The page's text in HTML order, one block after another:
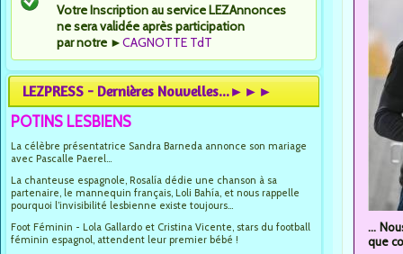
Votre Inscription au service LEZAnnonces
ne sera validée après participation
par notre ►CAGNOTTE TdT
LEZPRESS - Dernières Nouvelles...►►►
POTINS LESBIENS
La célèbre présentatrice Sandra Barneda annonce son mariage
avec Pascalle Paerel...
La chanteuse espagnole, Rosalía dédie une chanson à sa
partenaire, le mannequin français, Loli Bahía, et nous rappelle
pourquoi l’invisibilité lesbienne existe toujours...
Foot Féminin - Lola Gallardo et Cristina Vicente, stars du football
féminin espagnol, attendent leur premier bébé !
...
que